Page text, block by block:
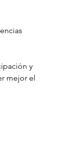
y
mejor el